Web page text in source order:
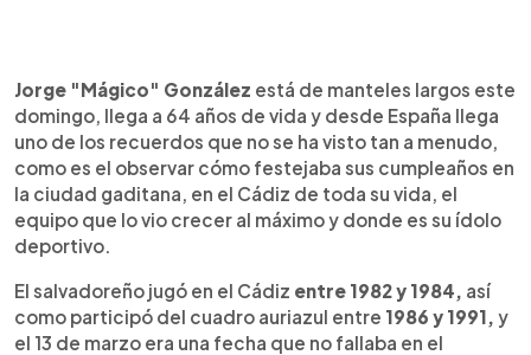
► Escuchar artículo
Jorge "Mágico" González está de manteles largos este
domingo, llega a 64 años de vida y desde España llega
uno de los recuerdos que no se ha visto tan a menudo,
como es el observar cómo festejaba sus cumpleaños en
la ciudad gaditana, en el Cádiz de toda su vida, el
equipo que lo vio crecer al máximo y donde es su ídolo
deportivo.
El salvadoreño jugó en el Cádiz entre 1982 y 1984, así
como participó del cuadro auriazul entre 1986 y 1991, y
el 13 de marzo era una fecha que no fallaba en el